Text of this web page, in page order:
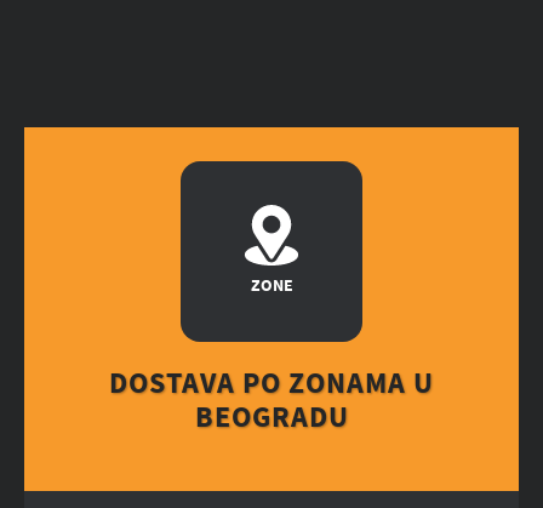
ZONE
DOSTAVA PO ZONAMA U
BEOGRADU